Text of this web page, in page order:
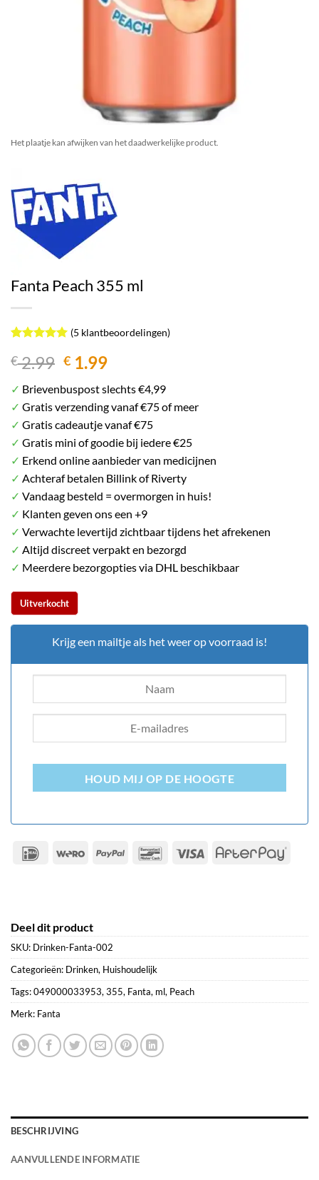
Het plaatje kan afwijken van het daadwerkelijke product.
Fanta Peach 355 ml
5op 5
gebaseerd
op klant
waarderingen
(5 klantbeoordelingen)
€2.99 Oorspronkelijke
was:
€ 2.99.
€ 1.99Huidige
is:
€ 1.99.
✓ Brievenbuspost slechts €4,99
✓ Gratis verzending vanaf €75 of meer
✓ Gratis cadeautje vanaf €75
✓ Gratis mini of goodie bij iedere €25
✓ Erkend online aanbieder van medicijnen
✓ Achteraf betalen Billink of Riverty
✓ Vandaag besteld = overmorgen in huis!
✓ Klanten geven ons een +9
✓ Verwachte levertijd zichtbaar tijdens het afrekenen
✓ Altijd discreet verpakt en bezorgd
✓ Meerdere bezorgopties via DHL beschikbaar
Uitverkocht
Krijg een mailtje als het weer op voorraad is!
HOUD MIJ OP DE HOOGTE
IDeal Wero PayPal Bancontact
Visa
Deel dit product
SKU: Drinken-Fanta-002
Categorieën: Drinken, Huishoudelijk
Tags:049000033953, 355, Fanta, ml, Peach
Merk: Fanta
BESCHRIJVING
AANVULLENDE INFORMATIE